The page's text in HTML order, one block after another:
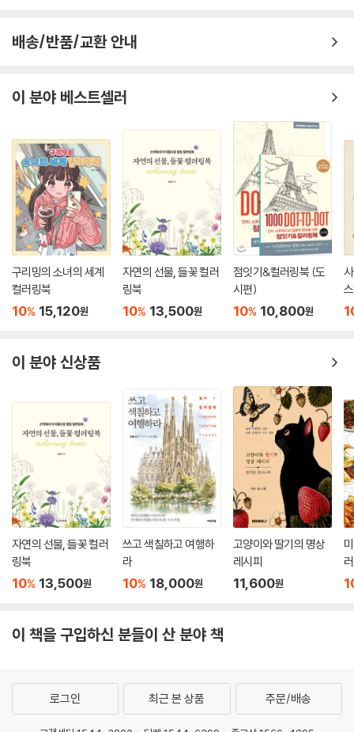
배송/반품/교환 안내
이 분야 베스트셀러
구리밍의 소녀의 세계
컬러링북
10% 15,120원
자연의 선물, 들꽃 컬러
링북
10% 13,500원
점잇기&컬러링북 (도
시편)
10% 10,800원
이 분야 신상품
자연의 선물, 들꽃 컬러
링북
10% 13,500원
쓰고 색칠하고 여행하
라
10% 18,000원
고양이와 딸기의 명상
레시피
11,600원
이 책을 구입하신 분들이 산 분야 책
로그인 최근 본 상품 주문/배송